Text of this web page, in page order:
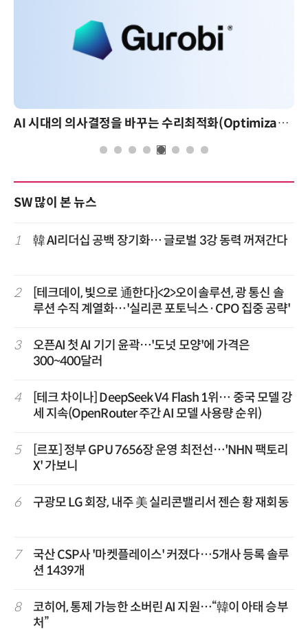
AI 시대의 의사결정을 바꾸는 수리최적화(Optimization): 실제 산업 적용 사례와 활용 전략
SW 많이 본 뉴스
1 韓 AI리더십 공백 장기화… 글로벌 3강 동력 꺼져간다
2
[테크데이, 빛으로 通한다]<2>오이솔루션, 광 통신 솔
루션 수직 계열화…'실리콘 포토닉스·CPO 집중 공략'
3
오픈AI 첫 AI 기기 윤곽…'도넛 모양'에 가격은
300~400달러
4
[테크 차이나] DeepSeek V4 Flash 1위… 중국 모델 강
세 지속(OpenRouter 주간 AI 모델 사용량 순위)
5
[르포] 정부 GPU 7656장 운영 최전선…'NHN 팩토리
X' 가보니
6 구광모 LG 회장, 내주 美 실리콘밸리서 젠슨 황 재회동
7
국산 CSP사 '마켓플레이스' 커졌다…5개사 등록 솔루
션 1439개
8
코히어, 통제 가능한 소버린 AI 지원…“韓이 아태 승부
처”